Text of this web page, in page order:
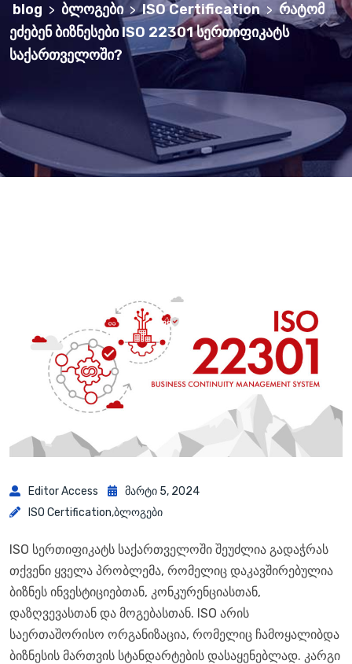
blog > ბლოგები > ISO Certification > რატომ
ეძებენ ბიზნესები ISO 22301 სერთიფიკატს
საქართველოში?
Editor Access
Მარტი 5, 2024
ISO Certification,Ბლოგები
ISO სერთიფიკატს საქართველოში შეუძლია გადაჭრას
თქვენი ყველა პრობლემა, რომელიც დაკავშირებულია
ბიზნეს ინვესტიციებთან, კონკურენციასთან,
დაზღვევასთან და მოგებასთან. ISO არის
საერთაშორისო ორგანიზაცია, რომელიც ჩამოყალიბდა
ბიზნესის მართვის სტანდარტების დასაყენებლად. კარგი